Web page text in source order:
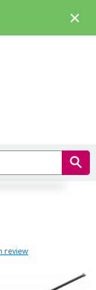
review
×